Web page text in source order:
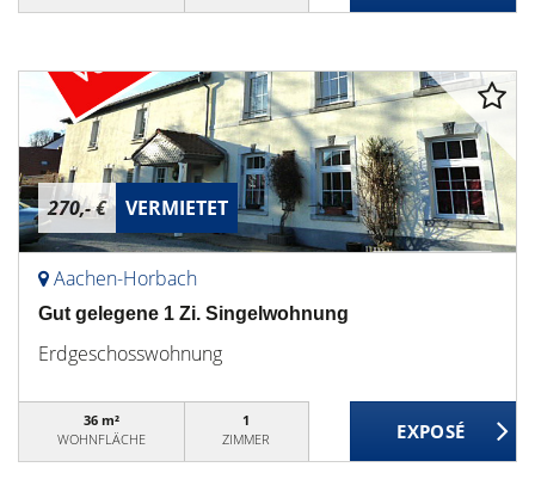
270,- € VERMIETET
Aachen-Horbach
Gut gelegene 1 Zi. Singelwohnung
Erdgeschosswohnung
36 m²
WOHNFLÄCHE
1
ZIMMER